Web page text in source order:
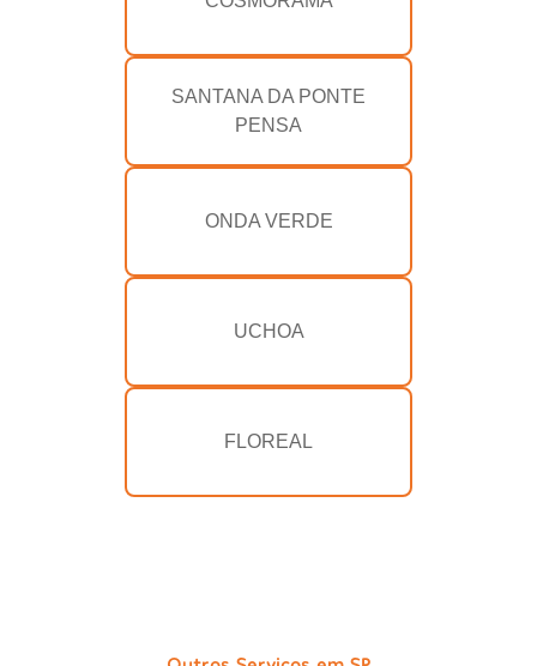
SANTANA DA PONTE
PENSA
ONDA VERDE
UCHOA
FLOREAL